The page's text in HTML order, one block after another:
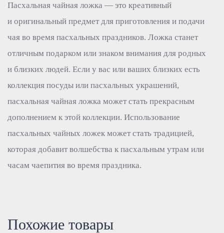
Пасхальная чайная ложка — это креативный
и оригинальный предмет для приготовления и подачи
чая во время пасхальных праздников. Ложка станет
отличным подарком или знаком внимания для родных
и близких людей. Если у вас или ваших близких есть
коллекция посуды или пасхальных украшений,
пасхальная чайная ложка может стать прекрасным
дополнением к этой коллекции. Использование
пасхальных чайных ложек может стать традицией,
которая добавит волшебства к пасхальным утрам или
часам чаепития во время праздника.
Похожие товары